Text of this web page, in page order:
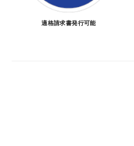
・ご注文後にメーカ
車に合うことを確認
適格請求書発行可能